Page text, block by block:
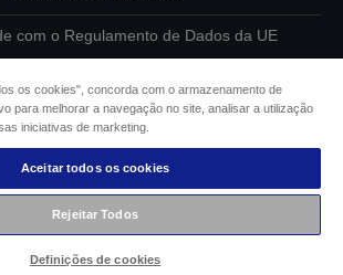
com o Regulamento de Dados da UE
Informações sobre cookies
da Epson para com a acessibilidade
© 2026 Seiko Epson
os cookies", concorda com o armazenamento de
para melhorar a navegação no site, analisar a utilização
iniciativas de marketing.
Aceitar todos os cookies
Rejeitar Todos
Definições de cookies